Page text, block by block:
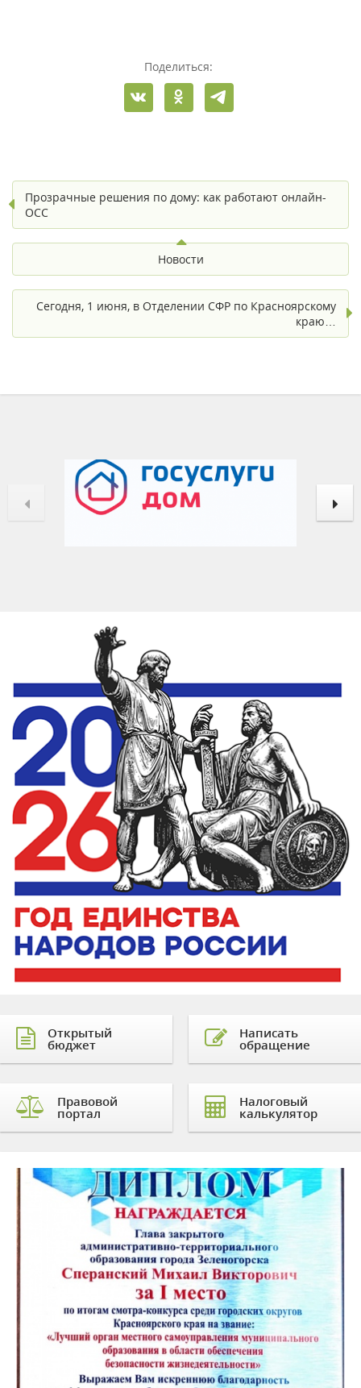
Поделиться:
Прозрачные решения по дому: как работают онлайн-
ОСС
Новости
Сегодня, 1 июня, в Отделении СФР по Красноярскому
краю…
Открытый
бюджет
Правовой
портал
Написать
обращение
Налоговый
калькулятор